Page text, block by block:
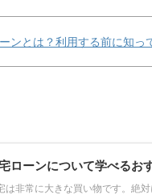
ンとは？利用する前に知っ
ローンについて学べるお
は非常に大きな買い物です。絶